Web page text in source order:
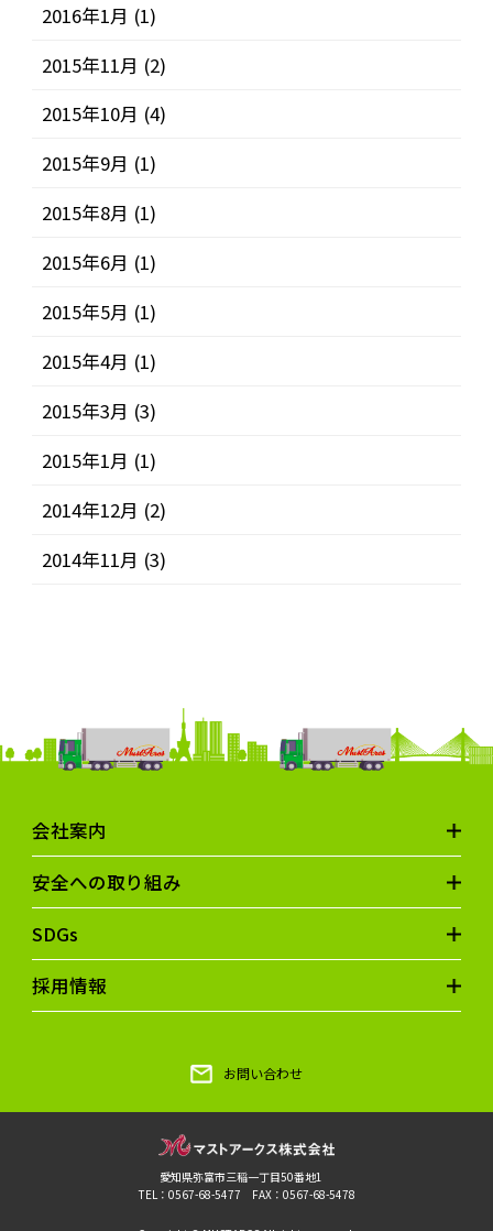
2016年1月 (1)
2015年11月 (2)
2015年10月 (4)
2015年9月 (1)
2015年8月 (1)
2015年6月 (1)
2015年5月 (1)
2015年4月 (1)
2015年3月 (3)
2015年1月 (1)
2014年12月 (2)
2014年11月 (3)
会社案内
安全への取り組み
SDGs
採用情報
お問い合わせ
愛知県弥富市三稲一丁目50番地1
TEL：0567-68-5477 FAX：0567-68-5478